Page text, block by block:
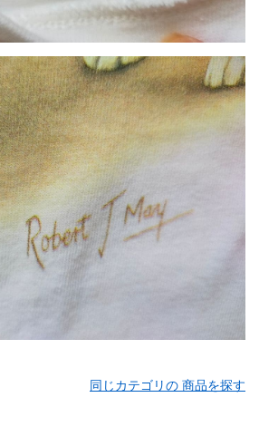
同じカテゴリの 商品を探す